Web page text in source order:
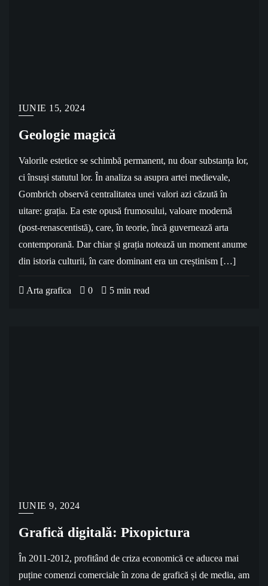
IUNIE 15, 2024
Geologie magică
Valorile estetice se schimbă permanent, nu doar substanța lor,
ci însuși statutul lor. În analiza sa asupra artei medievale,
Gombrich observă centralitatea unei valori azi căzută în
uitare: grația. Ea este opusă frumosului, valoare modernă
(post-renascentistă), care, în teorie, încă guvernează arta
contemporană. Dar chiar și grația notează un moment anume
din istoria culturii, în care dominant era un creștinism […]
Arta grafica 0 5 min read
IUNIE 9, 2024
Grafică digitală: Pixopictura
În 2011-2012, profitând de criza economică ce aducea mai
puține comenzi comerciale în zona de grafică și de media, am